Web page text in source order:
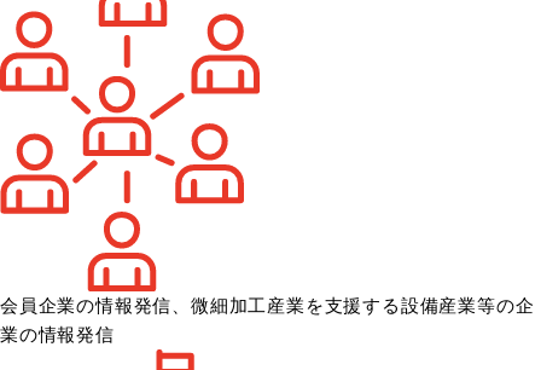
会員企業の情報発信、微細加工産業を支援する設備産業等の企
業の情報発信